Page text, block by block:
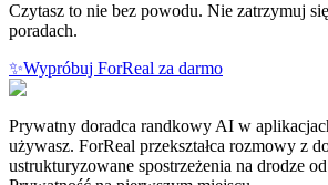
Czytasz to nie bez powodu. Nie zatrzymuj
poradach.
✨Wypróbuj ForReal za darmo
Prywatny doradca randkowy AI w
używasz. ForReal przekształca rozmowy z
ustrukturyzowane spostrzeżenia na drodze